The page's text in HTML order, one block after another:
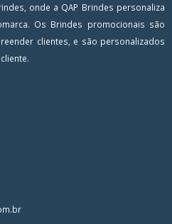
onde a QAP Brindes personaliza
Os Brindes promocionais são
clientes, e são personalizados